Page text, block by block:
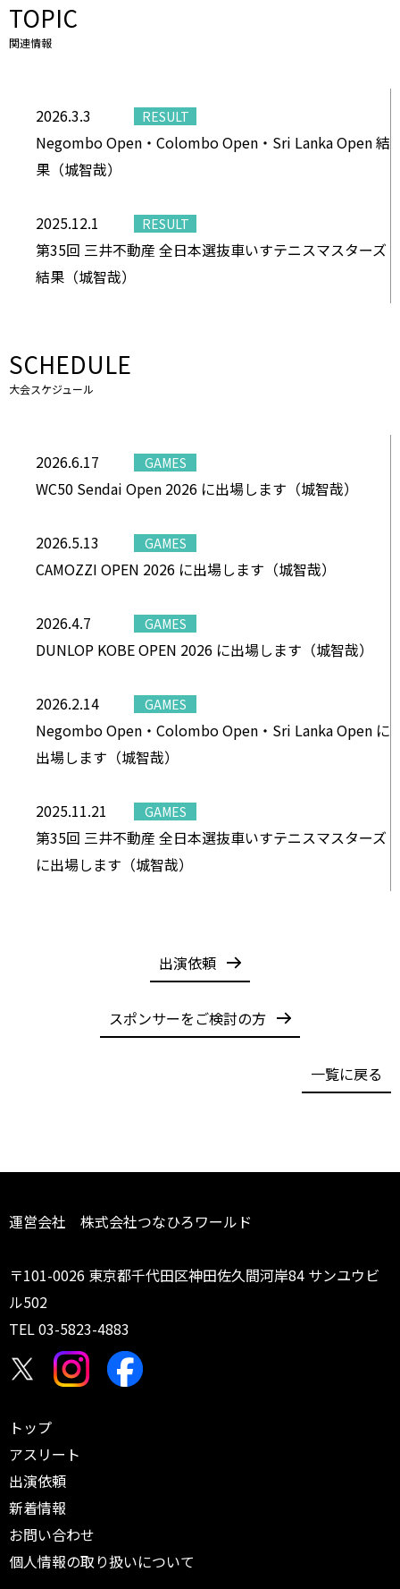
2019 KL Open ジュニアシングルス 優勝
2019 Malaysia Open ジュニアシングルス 優勝
TOPIC
関連情報
2026.3.3 RESULT
Negombo Open・Colombo Open・Sri Lanka Open 結
果（城智哉）
2025.12.1 RESULT
第35回 三井不動産 全日本選抜車いすテニスマスターズ
結果（城智哉）
SCHEDULE
大会スケジュール
2026.6.17 GAMES
WC50 Sendai Open 2026 に出場します（城智哉）
2026.5.13 GAMES
CAMOZZI OPEN 2026 に出場します（城智哉）
2026.4.7 GAMES
DUNLOP KOBE OPEN 2026 に出場します（城智哉）
2026.2.14 GAMES
Negombo Open・Colombo Open・Sri Lanka Open に
出場します（城智哉）
2025.11.21 GAMES
第35回 三井不動産 全日本選抜車いすテニスマスターズ
に出場します（城智哉）
出演依頼
スポンサーをご検討の方
一覧に戻る
運営会社 株式会社つなひろワールド
〒101-0026 東京都千代田区神田佐久間河岸84 サンユウビ
ル502
TEL03-5823-4883
トップ
アスリート
出演依頼
新着情報
お問い合わせ
個人情報の取り扱いについて